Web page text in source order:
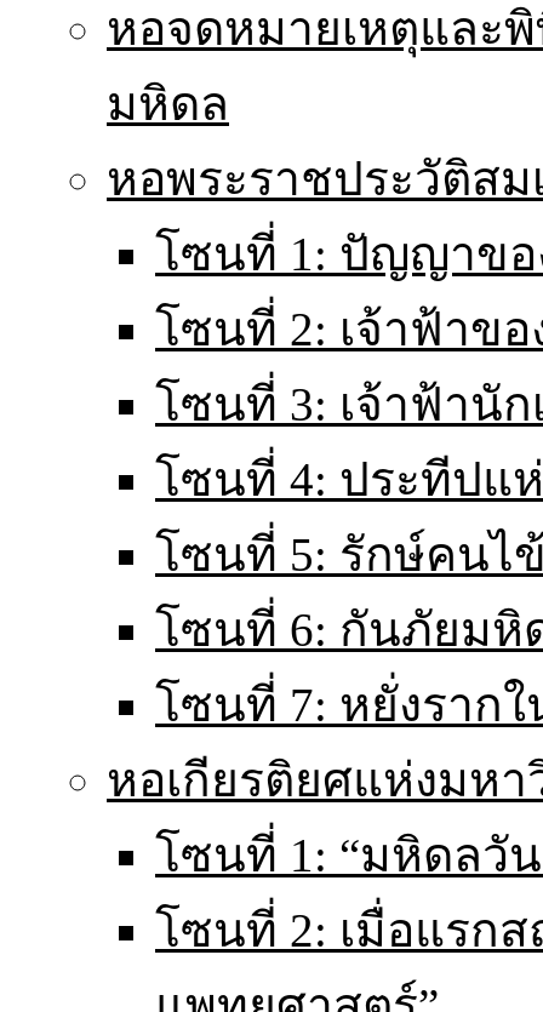
หอจดหมายเหตุและ
มหิดล
หอพระราชประวัติส
โซนที่ 1: ปัญญาข
โซนที่ 2: เจ้าฟ้าข
โซนที่ 3: เจ้าฟ้านัก
โซนที่ 4: ประทีปแ
โซนที่ 5: รักษ์คนไ
โซนที่ 6: กันภัยมหิ
โซนที่ 7: หยั่งราก
หอเกียรติยศแห่งมห
โซนที่ 1: “มหิดลวั
โซนที่ 2: เมื่อแรก